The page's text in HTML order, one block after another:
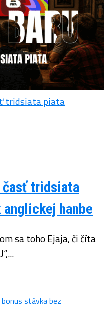
časť tridsiata
hanbe
sa toho Ejaja, či číta